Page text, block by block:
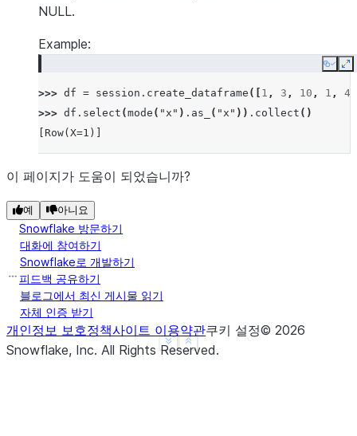
NULL.
Example:
Copy
>>> df = session . create_dataframe ([ 1 , 3 , 10 , 1 , 4
>>> df . select (mode ( "x" ) . as_ ( "x" )) . collect ()
[Row(X=1)]
Show less
See more
이 페이지가 도움이 되었습니까?
예 아니요
Snowflake 방문하기
대화에 참여하기
Snowflake로 개발하기
피드백 공유하기
블로그에서 최신 게시물 읽기
자체 인증 받기
개인정보 보호정책사이트 이용약관쿠키 설정© 2026
Snowflake, Inc. All Rights Reserved.